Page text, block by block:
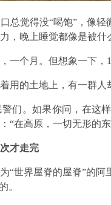
总觉得没“喝饱”，像
，晚上睡觉都像是被什
一个月。但想象一下
用的土地上，有一群人
们。如果你问，在这
“在高原，一切无形的
才走完
“世界屋脊的屋脊”的
。